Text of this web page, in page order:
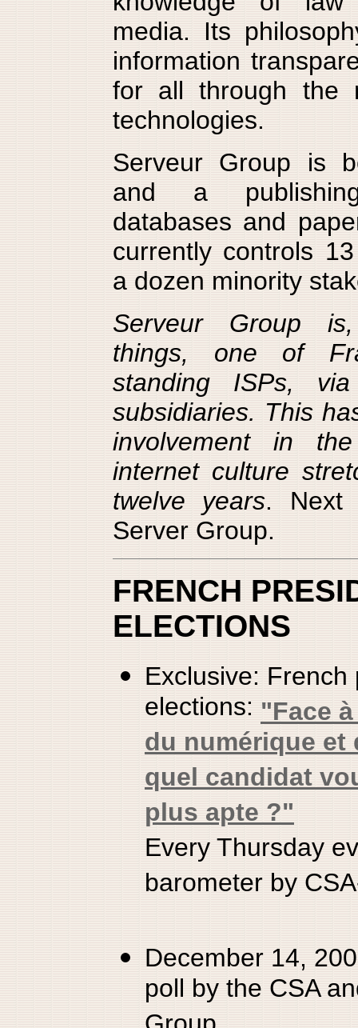
media. Its
information
for all through the
technologies.
Serveur Group is
and a
databases and
currently controls
a dozen minority
Serveur Group
things, one of
standing ISPs,
subsidiaries. This
involvement in
internet culture
twelve years.
Server Group.
FRENCH
ELECTIONS
Exclusive: French
elections: "Face
du numérique et
quel candidat
plus apte ?"
Every Thursday
barometer by
December 14,
poll by the CSA